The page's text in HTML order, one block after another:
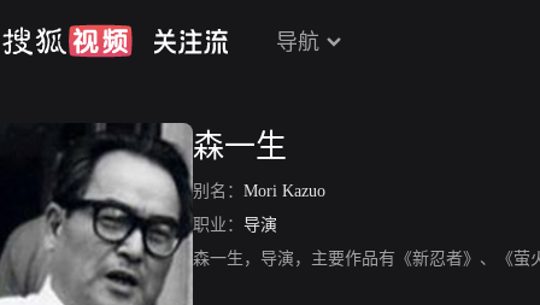
导航
森一生
别名： Mori Kazuo
职业： 导演
森一生，导演，主要作品有《新忍者》、《萤